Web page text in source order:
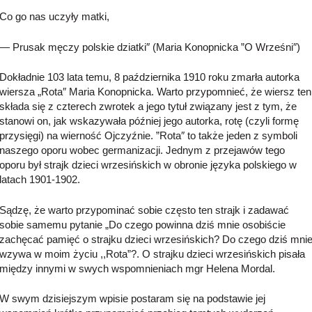
Co go nas uczyły matki,
— Prusak męczy polskie dziatki″ (Maria Konopnicka ”O Wrześni″)
Dokładnie 103 lata temu, 8 października 1910 roku zmarła autorka
wiersza „Rota″ Maria Konopnicka. Warto przypomnieć, że wiersz ten
składa się z czterech zwrotek a jego tytuł związany jest z tym, że
stanowi on, jak wskazywała później jego autorka, rotę (czyli formę
przysięgi) na wierność Ojczyźnie. ”Rota″ to także jeden z symboli
naszego oporu wobec germanizacji. Jednym z przejawów tego
oporu był strajk dzieci wrzesińskich w obronie języka polskiego w
latach 1901-1902.
Sądzę, że warto przypominać sobie często ten strajk i zadawać
sobie samemu pytanie „Do czego powinna dziś mnie osobiście
zachęcać pamięć o strajku dzieci wrzesińskich? Do czego dziś mnie
wzywa w moim życiu ,,Rota”?. O strajku dzieci wrzesińskich pisała
między innymi w swych wspomnieniach mgr Helena Mordal.
W swym dzisiejszym wpisie postaram się na podstawie jej